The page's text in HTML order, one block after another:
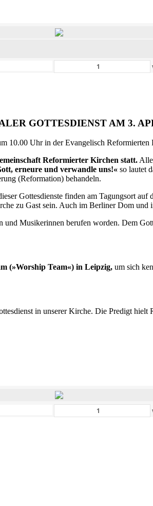
GOTTESDIENST AM 3.
10.00 Uhr in der Evangelisch
Reformierter Kirchen statt.Alle
erneure und verwandle uns!« so lautet
(Reformation) behandeln.
Gottesdienste finden am Tagungsort
zu Gast sein. Auch im Berliner Dom und
Musikerinnen berufen worden. Dem
(»Worship Team«) in Leipzig, um sich
in unserer Kirche. Die Predigt